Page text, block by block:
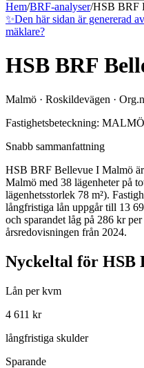
Hem/BRF-analyser/HSB BRF
✨Den här sidan är genererad av
mäklare?
HSB BRF
Malmö · Roskildevägen ·
Fastighetsbeteckning:
Snabb sammanfattning
HSB BRF Bellevue I Malmö
Malmö med 38 lägenheter på
lägenhetsstorlek 78 m²).
långfristiga lån uppgår till 13
och sparandet låg på 286 kr
årsredovisningen från 2024.
Nyckeltal för HSB
Lån per kvm
4 611 kr
långfristiga skulder
Sparande